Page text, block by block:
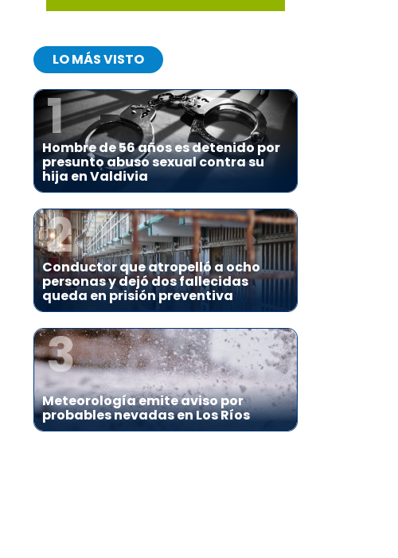
LO MÁS VISTO
1
Hombre de 56 años es detenido por
presunto abuso sexual contra su
hija en Valdivia
2
Conductor que atropelló a ocho
personas y dejó dos fallecidas
queda en prisión preventiva
3
Meteorología emite aviso por
probables nevadas en Los Ríos